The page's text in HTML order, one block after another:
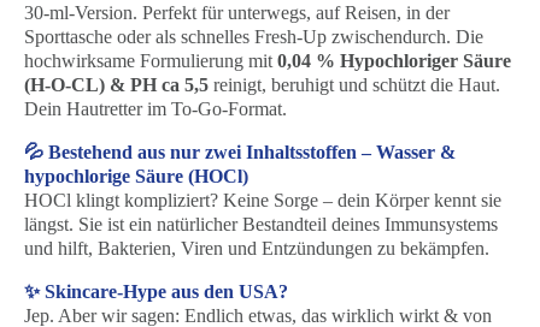
30-ml-Version. Perfekt für unterwegs, auf Reisen, in der
Sporttasche oder als schnelles Fresh-Up zwischendurch. Die
hochwirksame Formulierung mit 0,04 % Hypochloriger Säure
(H-O-CL) & PH ca 5,5 reinigt, beruhigt und schützt die Haut.
Dein Hautretter im To-Go-Format.
💦 Bestehend aus nur zwei Inhaltsstoffen – Wasser &
hypochlorige Säure (HOCl)
HOCl klingt kompliziert? Keine Sorge – dein Körper kennt sie
längst. Sie ist ein natürlicher Bestandteil deines Immunsystems
und hilft, Bakterien, Viren und Entzündungen zu bekämpfen.
✨ Skincare-Hype aus den USA?
Jep. Aber wir sagen: Endlich etwas, das wirklich wirkt & von